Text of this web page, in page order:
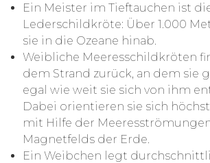
Ein Meister im Tieftauchen ist
Lederschildkröte: Über 1.000
sie in die Ozeane hinab.
Weibliche Meeresschildkröten
dem Strand zurück, an dem sie
egal wie weit sie sich von ihm
Dabei orientieren sie sich
mit Hilfe der
Magnetfelds der Erde.
Ein Weibchen legt